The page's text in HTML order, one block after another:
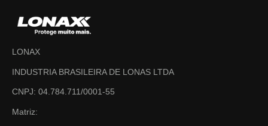
LONAX
INDUSTRIA BRASILEIRA DE LONAS LTDA
CNPJ: 04.784.711/0001-55
Matriz: